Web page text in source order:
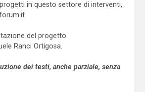
in questo settore di interventi,
del progetto
Ranci Ortigosa.
dei testi, anche parziale, senza